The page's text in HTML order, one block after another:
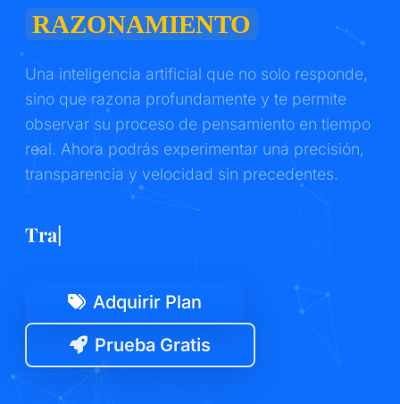
RAZONAMIENTO
Una inteligencia artificial que no solo responde,
sino que razona profundamente y te permite
observar su proceso de pensamiento en tiempo
real. Ahora podrás experimentar una precisión,
transparencia y velocidad sin precedentes.
Transparencia Total
Adquirir Plan
Prueba Gratis